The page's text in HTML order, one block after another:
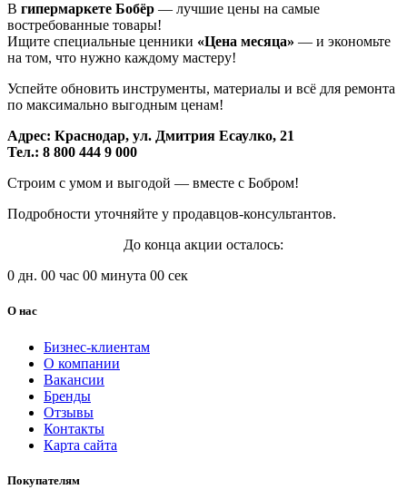
В гипермаркете Бобёр — лучшие цены на самые
востребованные товары!
Ищите специальные ценники «Цена месяца» — и экономьте
на том, что нужно каждому мастеру!
Успейте обновить инструменты, материалы и всё для ремонта
по максимально выгодным ценам!
Адрес: Краснодар, ул. Дмитрия Есаулко, 21
Тел.: 8 800 444 9 000
Строим с умом и выгодой — вместе с Бобром!
Подробности уточняйте у продавцов-консультантов.
До конца акции осталось:
0 дн. 00 час 00 минута 00 сек
О нас
Бизнес-клиентам
О компании
Вакансии
Бренды
Отзывы
Контакты
Карта сайта
Покупателям